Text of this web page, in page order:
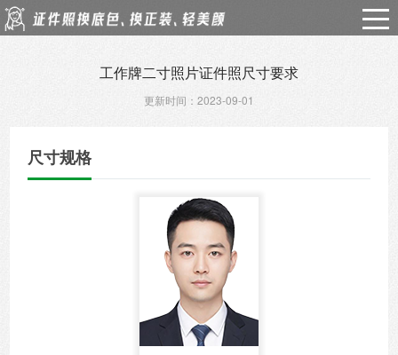
工作牌二寸照片证件照尺寸要求
更新时间：2023-09-01
尺寸规格